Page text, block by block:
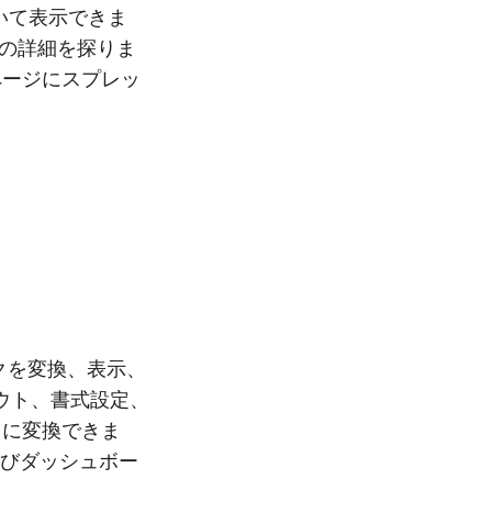
表示できま
詳細を探りま
ジにスプレッ
変換、表示、
、書式設定、
変換できま
ダッシュボー